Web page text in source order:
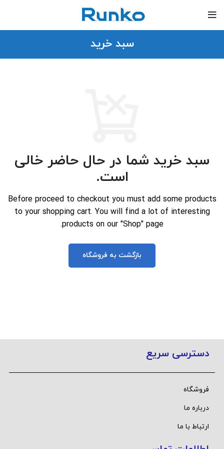
سبد خرید
سبد خرید شما در حال حاضر خالی
است.
Before proceed to checkout you must add some products
to your shopping cart. You will find a lot of interesting
products on our "Shop" page.
بازگشت به فروشگاه
دسترسی سریع
فروشگاه
درباره ما
ارتباط با ما